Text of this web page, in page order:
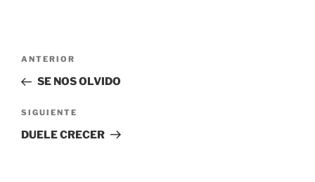
Navegación
entradas
Entrada
anterior:
ANTERIOR
SE NOS OLVIDO
Siguiente
entrada
SIGUIENTE
DUELE CRECER